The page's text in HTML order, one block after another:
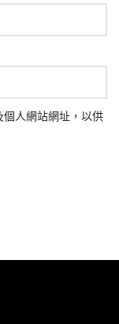
人網站網址，以供